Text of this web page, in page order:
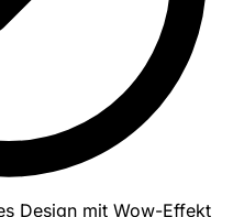
Design mit Wow-Effekt